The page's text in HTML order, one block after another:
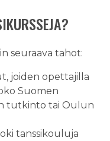
seuraava tahot:
joiden opettajilla
Suomen
tutkinto tai Oulun
tanssikouluja